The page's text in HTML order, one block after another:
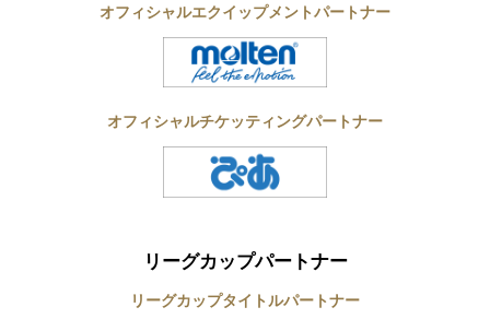
オフィシャルエクイップメントパートナー
オフィシャルチケッティングパートナー
リーグカップパートナー
リーグカップタイトルパートナー